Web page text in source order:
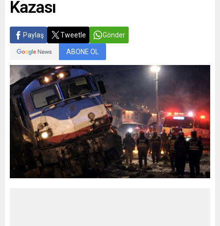
Kazası
Paylaş Tweetle Gönder
ABONE OL